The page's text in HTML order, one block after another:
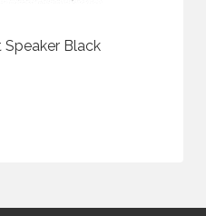
Black